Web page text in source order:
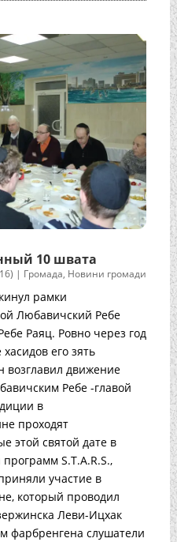
10 швата
| Громада, Новини громади
рамки
Любавичский Ребе
Раяц. Ровно через год
его зять
движение
Ребе -главой
в
проходят
этой святой дате в
S.T.A.R.S.,
участие в
который проводил
Леви-Ицхак
фарбренгена слушатели